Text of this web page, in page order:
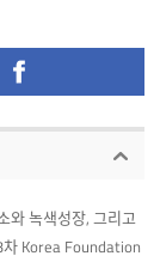
와 녹색성장, 그리고
차 Korea Foundation